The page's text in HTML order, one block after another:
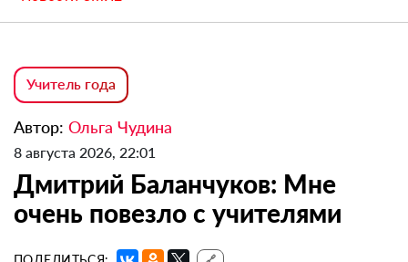
Учитель года
Автор: Ольга Чудина
8 августа 2026, 22:01
Дмитрий Баланчуков: Мне
очень повезло с учителями